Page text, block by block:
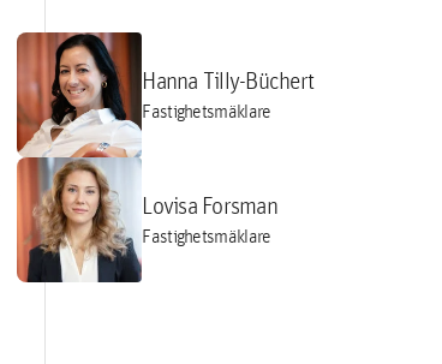
Hanna Tilly-Büchert
Fastighetsmäklare
Lovisa Forsman
Fastighetsmäklare